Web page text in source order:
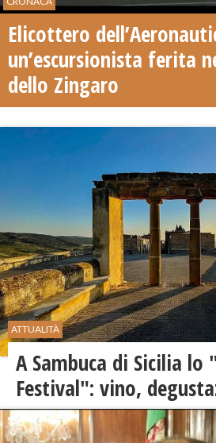
Elicottero
un’escursionista ferita
dello Zingaro
ATTUALITÀ
A Sambuca di Sicilia lo
Festival": vino,